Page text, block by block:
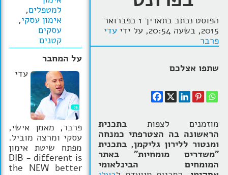
בלוג קואצ'ינג
למטפלים,
אימון עסקי,
עסקים
קטנים
על המחבר
עדי
פרבר, מאמן אישי,
עסקי ומרצה מוביל.
מפתח שיטת אימון
DIB - different is
the NEW better
הפוסט נכתב בתאריך 1 בפברואר
2015, בשעה 20:54, על ידי
עדי
פרבר
שתפו אצלכם
מוזמנים לצפות בתכנית
הראשונה בה הצטרפתי כמנחה
ומנטור ללירון גליקמן, בתכנית
"משדרים מומחיות" באתר
המומחים הבינלאומי